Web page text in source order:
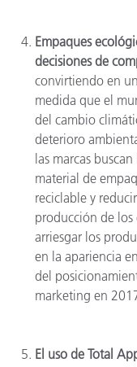
Empaques
decisiones de
convirtiendo en
medida que el
del cambio
deterioro
las marcas
material de
reciclable y
producción de los
arriesgar los
en la apariencia
del
marketing en
El uso de Total